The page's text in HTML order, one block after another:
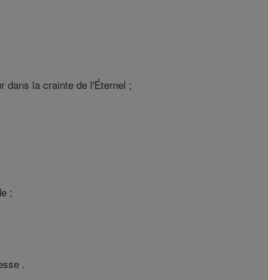
dans la crainte de l'Éternel ;
;
.